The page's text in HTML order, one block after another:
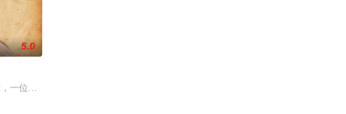
5.0
一位小镇女子向疏远的哥哥借了钱，独自一人踏上穿越西德克萨斯州的旅程，寻求